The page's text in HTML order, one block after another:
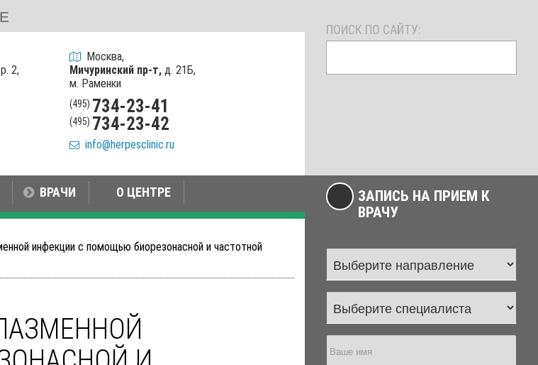
2,
Москва,
Мичуринский пр-т, д. 21Б,
м. Раменки
(495) 734-23-41
(495) 734-23-42
info@herpesclinic.ru
ПОИСК ПО САЙТУ:
ВРАЧИ О ЦЕНТРЕ
инфекции с помощью биорезонасной и частотной
ЗАПИСЬ НА ПРИЕМ К
ВРАЧУ